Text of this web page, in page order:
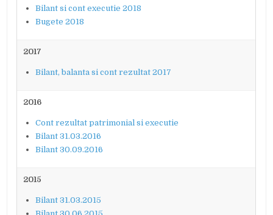
Bilant si cont executie 2018
Bugete 2018
2017
Bilant, balanta si cont rezultat 2017
2016
Cont rezultat patrimonial si executie
Bilant 31.03.2016
Bilant 30.09.2016
2015
Bilant 31.03.2015